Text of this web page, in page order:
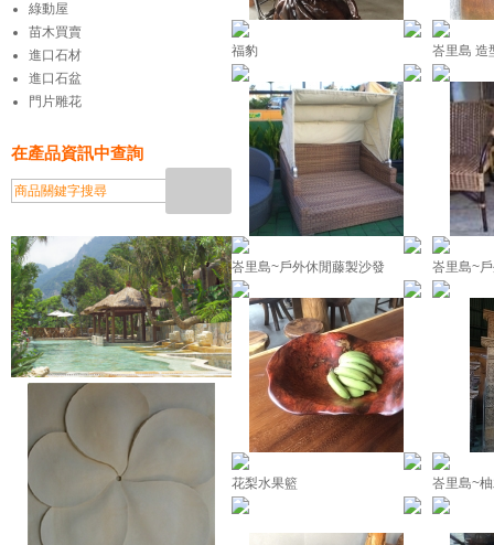
福豹 峇里島 造
峇里島~戶外休閒藤製沙發 峇里島~
花梨水果籃 峇里島~
綠動屋
苗木買賣
進口石材
進口石盆
門片雕花
在產品資訊中查詢